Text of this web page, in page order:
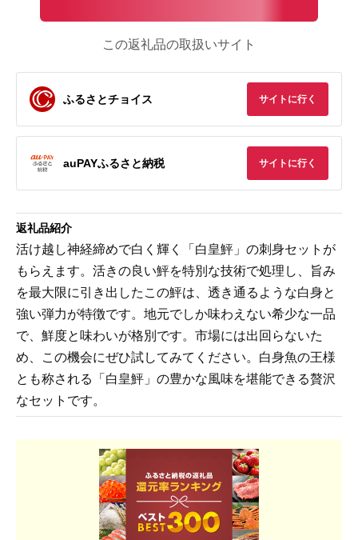
この返礼品の取扱いサイト
ふるさとチョイス サイトに行く
auPAYふるさと納税 サイトに行く
返礼品紹介
活け越し神経締めで白く輝く「白皇鮃」の刺身セットが
もらえます。活きの良い鮃を特別な技術で処理し、旨み
を最大限に引き出したこの鮃は、透き通るような白身と
強い弾力が特徴です。地元でしか味わえない希少な一品
で、鮮度と味わいが格別です。市場には出回らないた
め、この機会にぜひ試してみてください。白身魚の王様
とも称される「白皇鮃」の豊かな風味を堪能できる贅沢
なセットです。